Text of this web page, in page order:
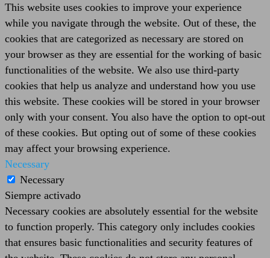
This website uses cookies to improve your experience
while you navigate through the website. Out of these, the
cookies that are categorized as necessary are stored on
your browser as they are essential for the working of basic
functionalities of the website. We also use third-party
cookies that help us analyze and understand how you use
this website. These cookies will be stored in your browser
only with your consent. You also have the option to opt-out
of these cookies. But opting out of some of these cookies
may affect your browsing experience.
Necessary
Necessary
Siempre activado
Necessary cookies are absolutely essential for the website
to function properly. This category only includes cookies
that ensures basic functionalities and security features of